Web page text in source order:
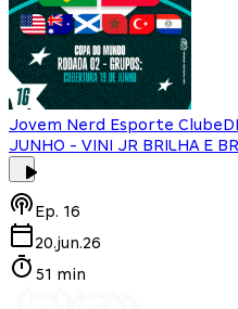
Jovem Nerd Esporte Clube
JUNHO - VINI JR BRILHA E
Ep. 16
20.jun.26
51 min